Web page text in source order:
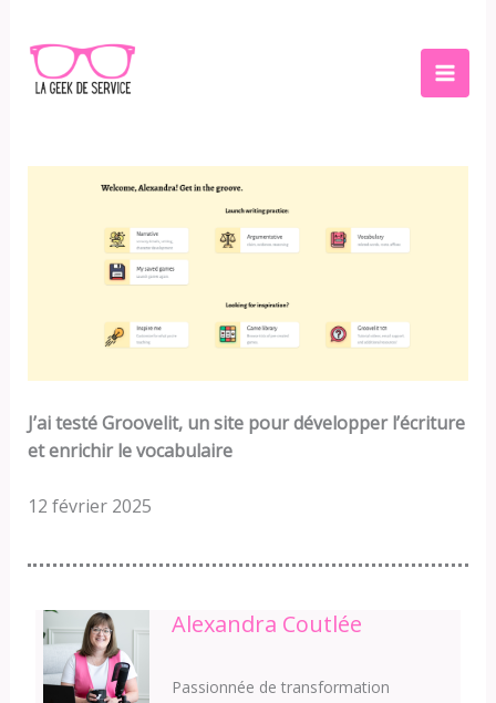
contenu
J’ai testé Groovelit, un site pour développer l’écriture
et enrichir le vocabulaire
12 février 2025
Alexandra Coutlée
Passionnée de transformation